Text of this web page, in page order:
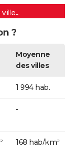
?
Moyenne
des villes
1 994 hab.
-
168 hab/km²